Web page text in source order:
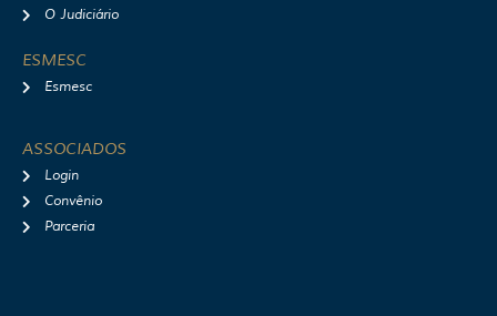
O Judiciário
ESMESC
Esmesc
ASSOCIADOS
Login
Convênio
Parceria